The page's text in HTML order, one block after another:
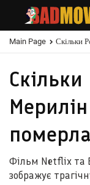
Main Page Скільки
померла
Фільм Netflix та
зображує